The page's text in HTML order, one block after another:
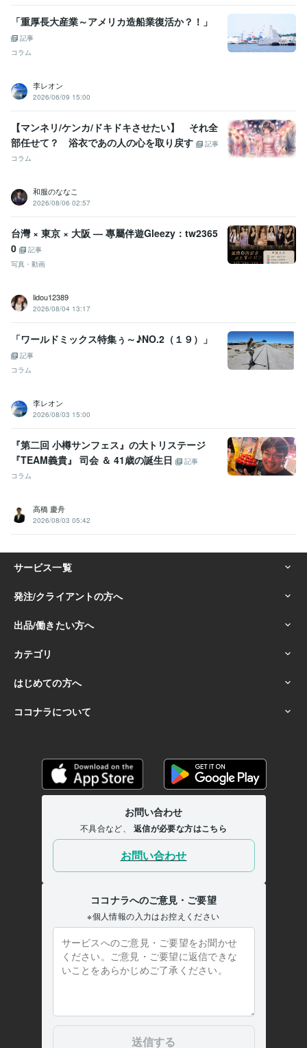
「重厚長大産業～アメリカ造船業復活か？！」
記事
コラム
李レオン
2026/06/09 15:00
【マンネリ/ケンカ/ドキドキさせたい】 それ全
部任せて？ 浴衣であの人の心を取り戻す
記事
コラム
和服のななこ
2026/08/06 02:57
台灣 × 東京 × 大阪 — 專屬伴遊Gleezy：tw2365
0
記事
写真・動画
lidou12389
2026/08/04 13:17
「ワールドミックス特集ぅ～♪NO.2（１９）」
記事
コラム
李レオン
2026/08/03 15:00
『第二回 小樽サンフェス』の大トリステージ
『TEAM義貴』 司会 ＆ 41歳の誕生日
記事
コラム
高橋 慶舟
2026/08/03 05:42